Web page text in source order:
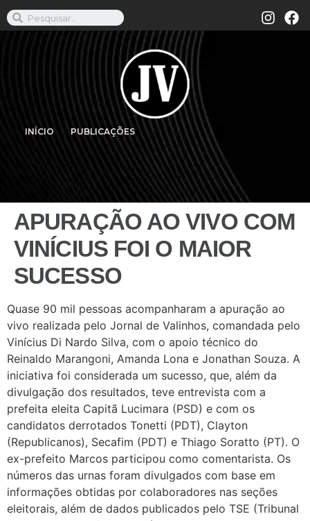
INÍCIO PUBLICAÇÕES
APURAÇÃO AO VIVO COM
VINÍCIUS FOI O MAIOR
SUCESSO
Quase 90 mil pessoas acompanharam a apuração ao
vivo realizada pelo Jornal de Valinhos, comandada pelo
Vinícius Di Nardo Silva, com o apoio técnico do
Reinaldo Marangoni, Amanda Lona e Jonathan Souza. A
iniciativa foi considerada um sucesso, que, além da
divulgação dos resultados, teve entrevista com a
prefeita eleita Capitã Lucimara (PSD) e com os
candidatos derrotados Tonetti (PDT), Clayton
(Republicanos), Secafim (PDT) e Thiago Soratto (PT). O
ex-prefeito Marcos participou como comentarista. Os
números das urnas foram divulgados com base em
informações obtidas por colaboradores nas seções
eleitorais, além de dados publicados pelo TSE (Tribunal